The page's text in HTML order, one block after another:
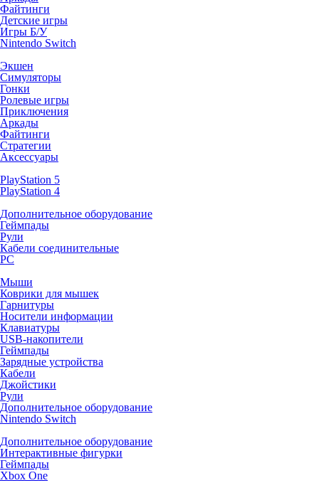
Файтинги
Детские игры
Игры Б/У
Nintendo Switch
Экшен
Симуляторы
Гонки
Ролевые игры
Приключения
Аркады
Файтинги
Стратегии
Аксессуары
PlayStation 5
PlayStation 4
Дополнительное оборудование
Геймпады
Рули
Кабели соединительные
PC
Мыши
Коврики для мышек
Гарнитуры
Носители информации
Клавиатуры
USB-накопители
Геймпады
Зарядные устройства
Кабели
Джойстики
Рули
Дополнительное оборудование
Nintendo Switch
Дополнительное оборудование
Интерактивные фигурки
Геймпады
Xbox One